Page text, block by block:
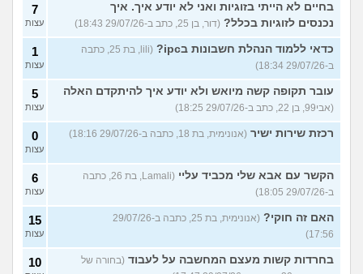
בחיים לא הייתי בזוגיות ואני לא יודע איך. איך
נכנסים לזוגיות בכלל? (דור, בן 25, כתב ב-29/07/26 18:43)
7
עצות
כדאי ללמוד הנהלת חשבונות בipc?
(lili, בת 25, כתבה
ב-29/07/26 18:34)
1
עצות
עובר תקופה קשה מיואש ולא יודע איך להיתקדם האלה
(אבי99, בן 22, כתב ב-29/07/26 18:25)
5
עצות
רכזת שירות ישיר (אנונימית, בת 18, כתבה ב-29/07/26 18:16) 0
עצות
הקשר עם אבא שלי מכביד עליי
(Lamali, בת 26, כתבה
ב-29/07/26 18:05)
6
עצות
האם זה חוקי?
(אנונימית, בת 25, כתבה ב-29/07/26
17:56)
15
עצות
בחרדות קשות מעצם המחשבה על לעבוד (בחורה של
10